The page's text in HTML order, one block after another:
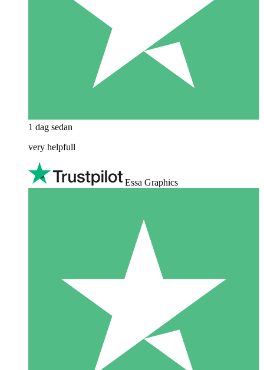
1 dag sedan
very helpfull
Essa Graphics